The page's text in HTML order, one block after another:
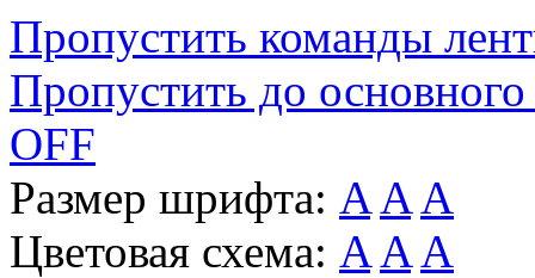
Пропустить команды
Пропустить до основного
OFF
Размер шрифта: A A A
Цветовая схема: A A A